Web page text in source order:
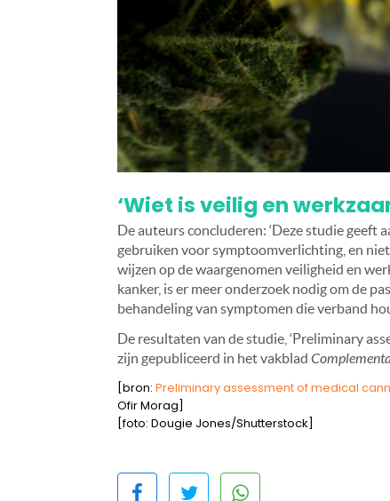
‘Wiet is veilig en
De auteurs concluderen: ‘Deze studie geeft
gebruiken voor symptoomverlichting, en
wijzen op de waargenomen veiligheid en
kanker, is er meer onderzoek nodig om de
behandeling van symptomen die verband
De resultaten van de studie, ‘Preliminary
zijn gepubliceerd in het vakblad
[bron: Preliminary assessment of medical
Ofir Morag]
[foto: Dougie Jones/Shutterstock]